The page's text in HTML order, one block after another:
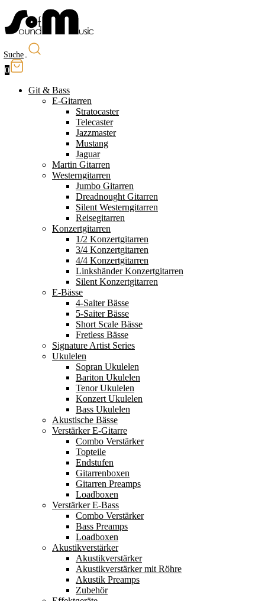
Suche
0
Git & Bass
E-Gitarren
Stratocaster
Telecaster
Jazzmaster
Mustang
Jaguar
Martin Gitarren
Westerngitarren
Jumbo Gitarren
Dreadnought Gitarren
Silent Westerngitarren
Reisegitarren
Konzertgitarren
1/2 Konzertgitarren
3/4 Konzertgitarren
4/4 Konzertgitarren
Linkshänder Konzertgitarren
Silent Konzertgitarren
E-Bässe
4-Saiter Bässe
5-Saiter Bässe
Short Scale Bässe
Fretless Bässe
Signature Artist Series
Ukulelen
Sopran Ukulelen
Bariton Ukulelen
Tenor Ukulelen
Konzert Ukulelen
Bass Ukulelen
Akustische Bässe
Verstärker E-Gitarre
Combo Verstärker
Topteile
Endstufen
Gitarrenboxen
Gitarren Preamps
Loadboxen
Verstärker E-Bass
Combo Verstärker
Bass Preamps
Loadboxen
Akustikverstärker
Akustikverstärker
Akustikverstärker mit Röhre
Akustik Preamps
Zubehör